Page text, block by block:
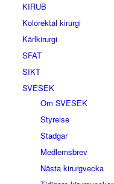
KIRUB
Kolorektal kirurgi
Kärlkirurgi
SFAT
SIKT
SVESEK
Om SVESEK
Styrelse
Stadgar
Medlemsbrev
Nästa kirurgvecka